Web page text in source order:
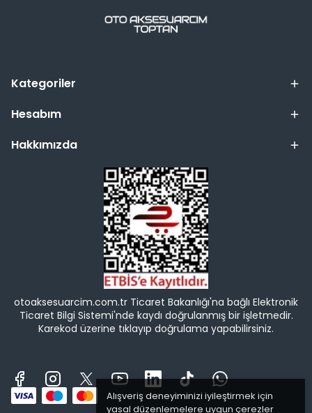
Alışveriş deneyiminizi iyileştirmek için
yasal düzenlemelere uygun çerezler
Kategoriler
Hesabım
Hakkımızda
otoaksesuarcim.com.tr Ticaret Bakanlığı'na bağlı Elektronik
Ticaret Bilgi Sistemi'nde kaydı doğrulanmış bir işletmedir.
Karekod üzerine tıklayıp doğrulama yapabilirsiniz.